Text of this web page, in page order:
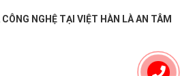
CÔNG NGHỆ TẠI VIỆT HÀN LÀ AN TÂM